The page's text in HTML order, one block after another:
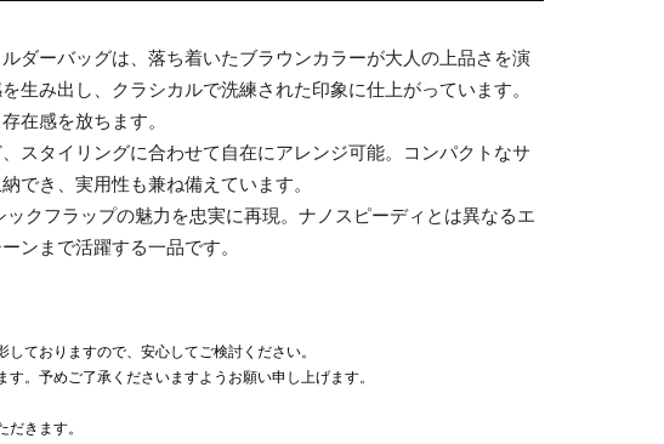
ダーバッグは、落ち着いたブラウンカラーが大人の上品さを演
生み出し、クラシカルで洗練された印象に仕上がっています。
在感を放ちます。
スタイリングに合わせて自在にアレンジ可能。コンパクトなサ
でき、実用性も兼ね備えています。
クフラップの魅力を忠実に再現。ナノスピーディとは異なるエ
ンまで活躍する一品です。
ておりますので、安心してご検討ください。
。予めご了承くださいますようお願い申し上げます。
きます。